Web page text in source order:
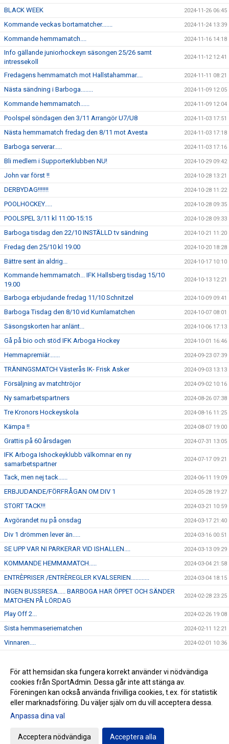
BLACK WEEK 2024-11-26 06:45
Kommande veckas bortamatcher....... 2024-11-24 13:39
Kommande hemmamatch.... 2024-11-16 14:18
Info gällande juniorhockeyn säsongen 25/26 samt
intressekoll
2024-11-12 12:41
Fredagens hemmamatch mot Hallstahammar.... 2024-11-11 08:21
Nästa sändning i Barboga........ 2024-11-09 12:05
Kommande hemmamatch...... 2024-11-09 12:04
Poolspel söndagen den 3/11 Arrangör U7/U8 2024-11-03 17:51
Nästa hemmamatch fredag den 8/11 mot Avesta 2024-11-03 17:18
Barboga serverar..... 2024-11-03 17:16
Bli medlem i Supporterklubben NU! 2024-10-29 09:42
John var först !! 2024-10-28 13:21
DERBYDAG!!!!!!! 2024-10-28 11:22
POOLHOCKEY..... 2024-10-28 09:35
POOLSPEL 3/11 kl 11:00-15:15 2024-10-28 09:33
Barboga tisdag den 22/10 INSTÄLLD tv sändning 2024-10-21 11:20
Fredag den 25/10 kl 19.00 2024-10-20 18:28
Bättre sent än aldrig... 2024-10-17 10:10
Kommande hemmamatch... IFK Hallsberg tisdag 15/10
19.00
2024-10-13 12:21
Barboga erbjudande fredag 11/10 Schnitzel 2024-10-09 09:41
Barboga Tisdag den 8/10 vid Kumlamatchen 2024-10-07 08:01
Säsongskorten har anlänt... 2024-10-06 17:13
Gå på bio och stöd IFK Arboga Hockey 2024-10-01 16:46
Hemmapremiär....... 2024-09-23 07:39
TRÄNINGSMATCH Västerås IK- Frisk Asker 2024-09-03 13:13
Försäljning av matchtröjor 2024-09-02 10:16
Ny samarbetspartners 2024-08-26 07:38
Tre Kronors Hockeyskola 2024-08-16 11:25
Kämpa !! 2024-08-07 19:00
Grattis på 60 årsdagen 2024-07-31 13:05
IFK Arboga Ishockeyklubb välkomnar en ny
samarbetspartner
2024-07-17 09:21
Tack, men nej tack...... 2024-06-11 19:09
ERBJUDANDE/FÖRFRÅGAN OM DIV 1 2024-05-28 19:27
STORT TACK!!! 2024-03-21 10:59
Avgörandet nu på onsdag 2024-03-17 21:40
Div 1 drömmen lever än..... 2024-03-16 00:51
SE UPP VAR NI PARKERAR VID ISHALLEN.... 2024-03-13 09:29
KOMMANDE HEMMAMATCH..... 2024-03-04 21:58
ENTRÈPRISER /ENTRÈREGLER KVALSERIEN............ 2024-03-04 18:15
INGEN BUSSRESA..... BARBOGA HAR ÖPPET OCH SÄNDER
MATCHEN PÅ LÖRDAG
2024-02-28 23:25
Play Off 2... 2024-02-26 19:08
Sista hemmaseriematchen 2024-02-11 12:21
Vinnaren.... 2024-02-01 10:36
Kommande hemmamatch..... 2024-01-22 12:45
NYHET... 2024-01-16 16:23
Gå till Webbversion
För att hemsidan ska fungera korrekt använder vi nödvändiga
cookies från SportAdmin. Dessa går inte att stänga av.
Föreningen kan också använda frivilliga cookies, t.ex. för statistik
eller marknadsföring. Du väljer själv om du vill acceptera dessa.
Anpassa dina val
Acceptera nödvändiga Acceptera alla